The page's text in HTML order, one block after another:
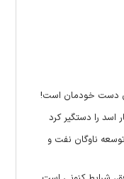
دست خودمان است!
را دستگیر کرد
برای توسعه ناوگان نفت و